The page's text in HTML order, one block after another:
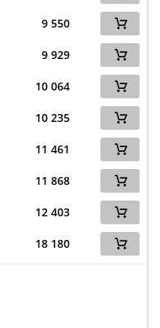
9 550
9 929
10 064
10 235
11 461
11 868
12 403
18 180